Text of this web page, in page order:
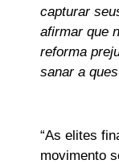
capturar
afirmar que
reforma
sanar a
“As elites
movimento